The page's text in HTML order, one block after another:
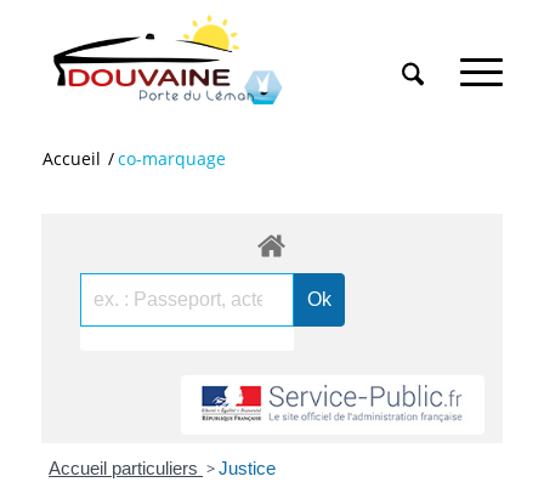
Accueil /co-marquage
Accueil particuliers >Justice